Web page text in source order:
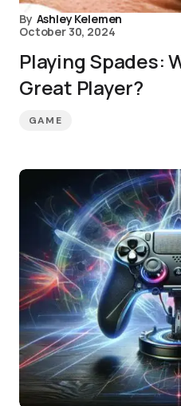
By Ashley Kelemen
October 30, 2024
Playing Spades:
Great Player?
GAME